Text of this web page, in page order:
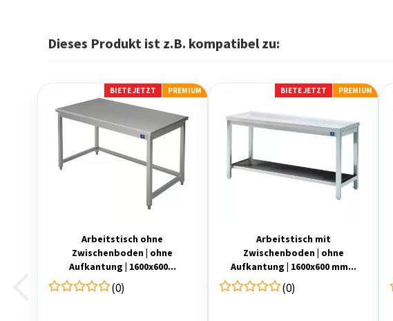
Dieses Produkt ist z.B. kompatibel zu:
BIETE JETZT PREMIUM
Arbeitstisch ohne
Zwischenboden | ohne
Aufkantung | 1600x600...
(0)
BIETE JETZT PREMIUM
Arbeitstisch mit
Zwischenboden | ohne
Aufkantung | 1600x600 mm...
(0)